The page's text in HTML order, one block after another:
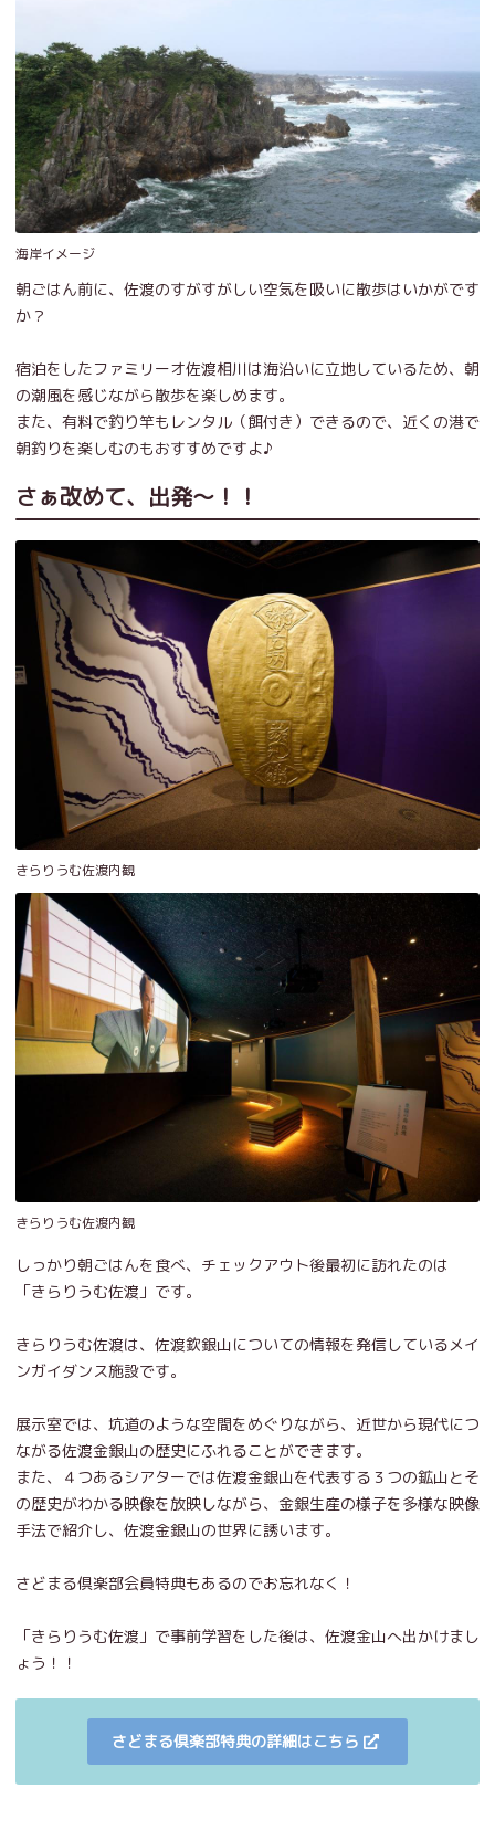
海岸イメージ
朝ごはん前に、佐渡のすがすがしい空気を吸いに散歩はいかがです
か？
宿泊をしたファミリーオ佐渡相川は海沿いに立地しているため、朝
の潮風を感じながら散歩を楽しめます。
また、有料で釣り竿もレンタル（餌付き）できるので、近くの港で
朝釣りを楽しむのもおすすめですよ♪
さぁ改めて、出発～！！
きらりうむ佐渡内観
きらりうむ佐渡内観
しっかり朝ごはんを食べ、チェックアウト後最初に訪れたのは
「きらりうむ佐渡」です。
きらりうむ佐渡は、佐渡欽銀山についての情報を発信しているメイ
ンガイダンス施設です。
展示室では、坑道のような空間をめぐりながら、近世から現代につ
ながる佐渡金銀山の歴史にふれることができます。
また、４つあるシアターでは佐渡金銀山を代表する３つの鉱山とそ
の歴史がわかる映像を放映しながら、金銀生産の様子を多様な映像
手法で紹介し、佐渡金銀山の世界に誘います。
さどまる倶楽部会員特典もあるのでお忘れなく！
「きらりうむ佐渡」で事前学習をした後は、佐渡金山へ出かけまし
ょう！！
さどまる倶楽部特典の詳細はこちら